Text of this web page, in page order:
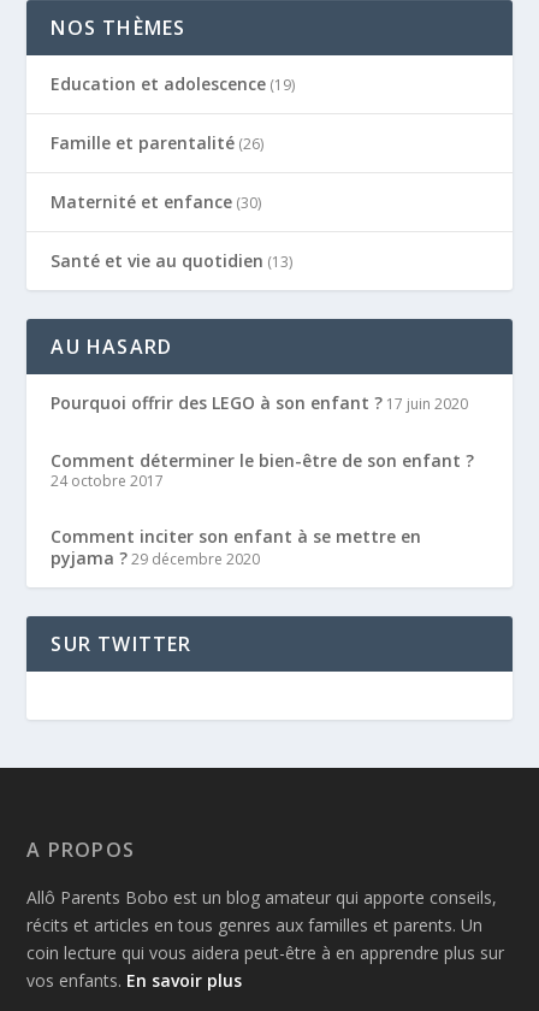
NOS THÈMES
Education et adolescence (19)
Famille et parentalité (26)
Maternité et enfance (30)
Santé et vie au quotidien (13)
AU HASARD
Pourquoi offrir des LEGO à son enfant ? 17 juin 2020
Comment déterminer le bien-être de son enfant ?
24 octobre 2017
Comment inciter son enfant à se mettre en
pyjama ?29 décembre 2020
SUR TWITTER
A PROPOS
Allô Parents Bobo est un blog amateur qui apporte conseils,
récits et articles en tous genres aux familles et parents. Un
coin lecture qui vous aidera peut-être à en apprendre plus sur
vos enfants. En savoir plus